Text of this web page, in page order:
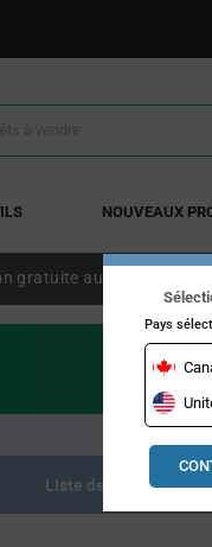
NOUVEAUX
gratuite aux États-Unis
Liste des produits
Pays